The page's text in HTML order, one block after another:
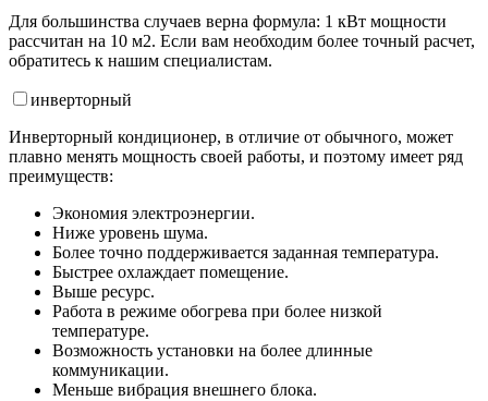
Для большинства случаев верна формула: 1 кВт мощности
рассчитан на 10 м2. Если вам необходим более точный расчет,
обратитесь к нашим специалистам.
инверторный
Инверторный кондиционер, в отличие от обычного, может
плавно менять мощность своей работы, и поэтому имеет ряд
преимуществ:
Экономия электроэнергии.
Ниже уровень шума.
Более точно поддерживается заданная температура.
Быстрее охлаждает помещение.
Выше ресурс.
Работа в режиме обогрева при более низкой
температуре.
Возможность установки на более длинные
коммуникации.
Меньше вибрация внешнего блока.